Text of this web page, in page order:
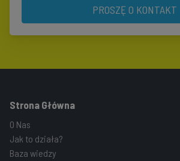
PROSZĘ O KONTAKT
Strona Główna
O Nas
Jak to działa?
Baza wiedzy